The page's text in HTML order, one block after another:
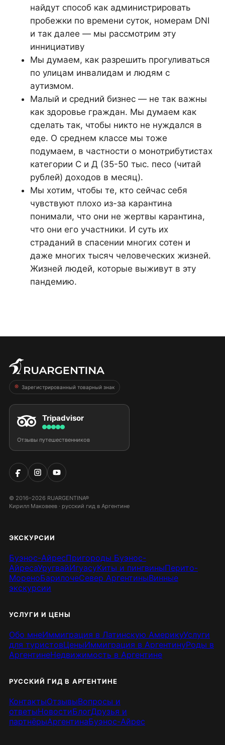
найдут способ как администрировать
пробежки по времени суток, номерам DNI
и так далее — мы рассмотрим эту
иннициативу
Мы думаем, как разрешить прогуливаться
по улицам инвалидам и людям с
аутизмом.
Малый и средний бизнес — не так важны
как здоровье граждан. Мы думаем как
сделать так, чтобы никто не нуждался в
еде. О среднем классе мы тоже
подумаем, в частности о монотрибутистах
категории С и Д (35-50 тыс. песо (читай
рублей) доходов в месяц).
Мы хотим, чтобы те, кто сейчас себя
чувствуют плохо из-за карантина
понимали, что они не жертвы карантина,
что они его участники. И суть их
страданий в спасении многих сотен и
даже многих тысяч человеческих жизней.
Жизней людей, которые выживут в эту
пандемию.
Зарегистрированный товарный знак
Tripadvisor
Отзывы путешественников
© 2016–2026 RUARGENTINA®
Кирилл Маковеев · русский гид в Аргентине
ЭКСКУРСИИ
Буэнос-АйресПригороды Буэнос-
АйресаУругвайИгуасуКиты и пингвиныПерито-
МореноБарилочеСевер АргентиныВинные
экскурсии
УСЛУГИ И ЦЕНЫ
Обо мнеИммиграция в Латинскую АмерикуУслуги
для туристовЦеныИммиграция в АргентинуРоды в
АргентинеНедвижимость в Аргентине
РУССКИЙ ГИД В АРГЕНТИНЕ
КонтактыОтзывыВопросы и
ответыНовостиБлогДрузья и
партнёрыАргентинаБуэнос-Айрес